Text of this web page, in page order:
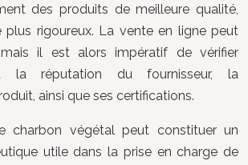
des produits de meilleure qualité,
plus rigoureux. La vente en ligne peut
il est alors impératif de vérifier
la réputation du fournisseur, la
ainsi que ses certifications.
charbon végétal peut constituer un
utile dans la prise en charge de